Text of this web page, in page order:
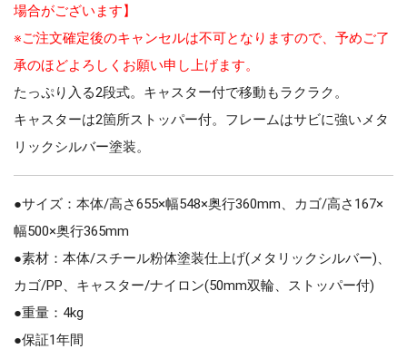
場合がございます】
※ご注文確定後のキャンセルは不可となりますので、予めご了
承のほどよろしくお願い申し上げます。
たっぷり入る2段式。キャスター付で移動もラクラク。
キャスターは2箇所ストッパー付。フレームはサビに強いメタ
リックシルバー塗装。
●サイズ：本体/高さ655×幅548×奥行360mm、カゴ/高さ167×
幅500×奥行365mm
●素材：本体/スチール粉体塗装仕上げ(メタリックシルバー)、
カゴ/PP、キャスター/ナイロン(50mm双輪、ストッパー付)
●重量：4kg
●保証1年間